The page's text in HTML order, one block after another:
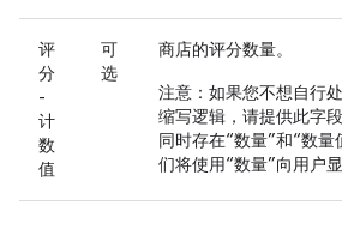
评
分
-
计
数
值
可
选
商店的评分数量。
注意 ：如果您不想自行
缩写逻辑，请提供此字
同时存在“数量”和“数量
们将使用“数量”向用户